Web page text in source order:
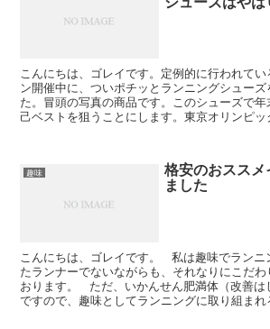
こんにちは、ゴレイです。定例的に行われて
ン開催中に、ついポチッとランニングシュー
た。冒頭の写真の商品です。このシューズで
己ベストを狙うことにします。東京オリンピ
趣味 格安のおスス
ました
こんにちは、ゴレイです。 私は趣味でランニ
たランナーでないながらも、それなりにこだ
おります。 ただ、いかんせん肥満体（改善は
ですので、趣味としてランニングに取り組まれ